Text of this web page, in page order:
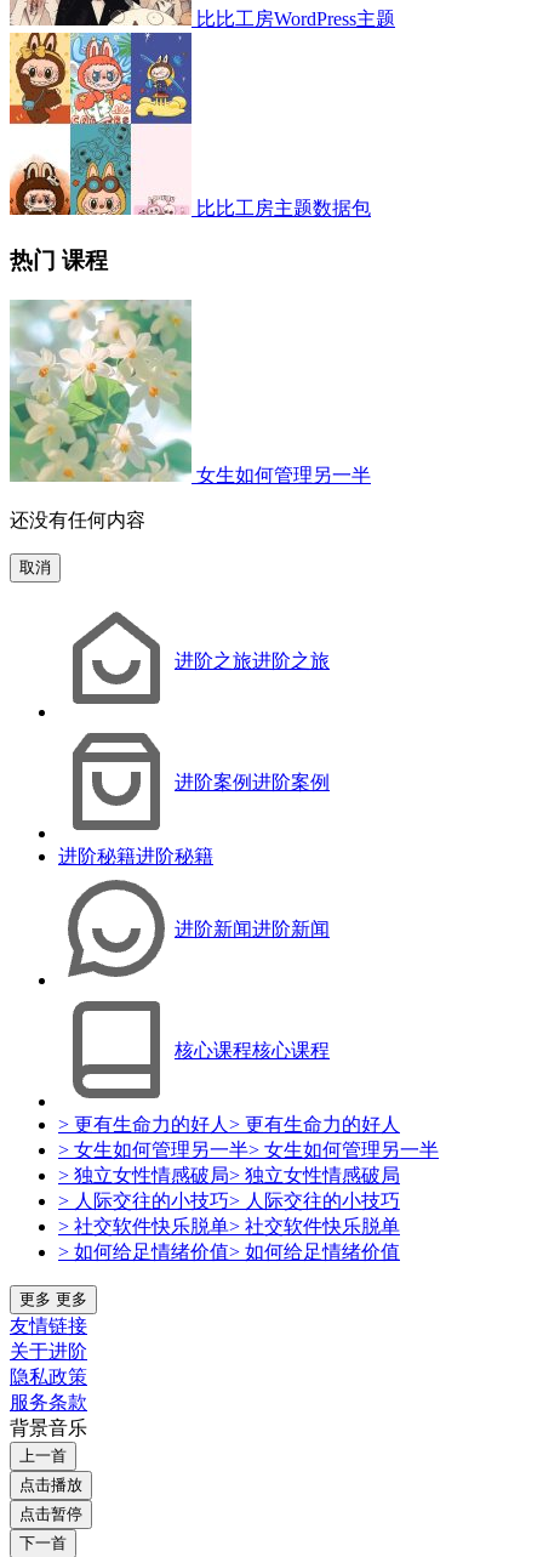
比比工房WordPress主题
比比工房主题数据包
热门 课程
女生如何管理另一半
还没有任何内容
取消
进阶之旅进阶之旅
进阶案例进阶案例
进阶秘籍进阶秘籍
进阶新闻进阶新闻
核心课程核心课程
> 更有生命力的好人 > 更有生命力的好人
> 女生如何管理另一半> 女生如何管理另一半
> 独立女性情感破局> 独立女性情感破局
> 人际交往的小技巧> 人际交往的小技巧
> 社交软件快乐脱单> 社交软件快乐脱单
> 如何给足情绪价值> 如何给足情绪价值
更多 更多
友情链接
关于进阶
隐私政策
服务条款
背景音乐
上一首
点击播放
点击暂停
下一首